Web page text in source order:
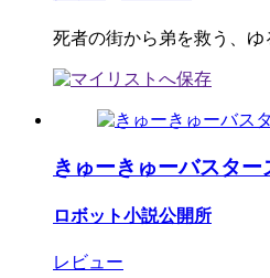
死者の街から弟を救う、ゆ
きゅーきゅーバスター
ロボット小説公開所
レビュー